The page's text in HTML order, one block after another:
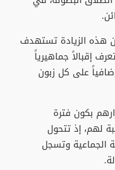
هذه الزيادة تستهدف
إقبالاً جماهيرياً
على كل زبون
بكون فترة
لهم، إذ تتحول
الجماعية وتسجل